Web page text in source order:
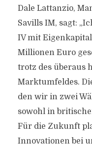
Dale Lattanzio,
Savills IM, sagt:
IV mit
Millionen Euro
trotz des überaus
Marktumfeldes.
den wir in zwei
sowohl in
Für die Zukunft
Innovationen bei